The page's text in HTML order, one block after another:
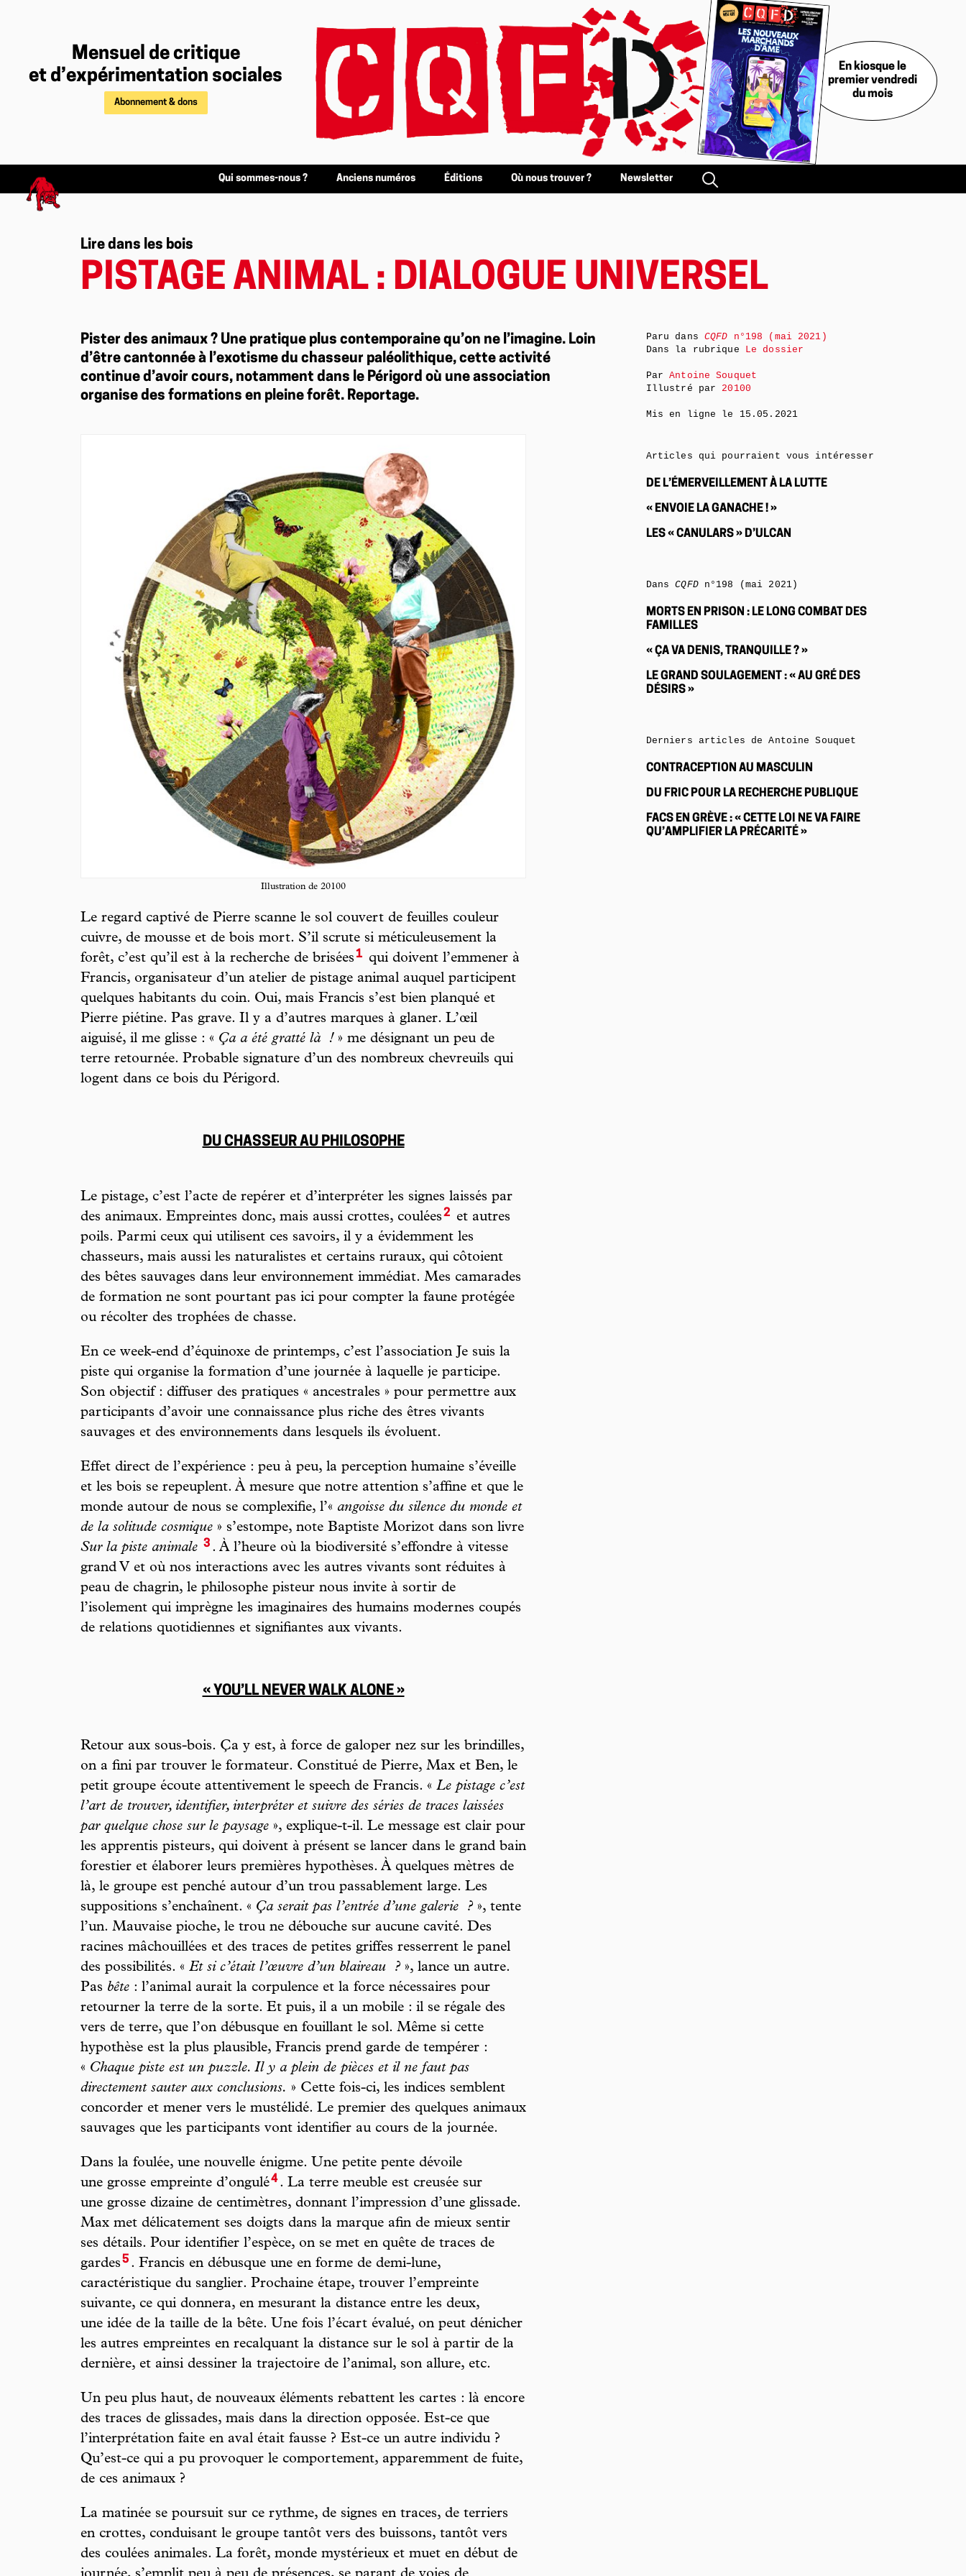
Mensuel de critique
et d’expérimentation sociales
Abonnement & dons
En kiosque le
premier vendredi
du mois
Qui sommes-nous ? Anciens numéros Éditions Où nous trouver ? Newsletter
Lire dans les bois
PISTAGE ANIMAL : DIALOGUE UNIVERSEL
Pister des animaux ? Une pratique plus contemporaine qu’on ne l’imagine. Loin
d’être cantonnée à l’exotisme du chasseur paléolithique, cette activité
continue d’avoir cours, notamment dans le Périgord où une association
organise des formations en pleine forêt. Reportage.
Illustration de 20100
Le regard captivé de Pierre scanne le sol couvert de feuilles couleur
cuivre, de mousse et de bois mort. S’il scrute si méticuleusement la
forêt, c’est qu’il est à la recherche de brisées1
qui doivent l’emmener à
Francis, organisateur d’un atelier de pistage animal auquel participent
quelques habitants du coin. Oui, mais Francis s’est bien planqué et
Pierre piétine. Pas grave. Il y a d’autres marques à glaner. L’œil
aiguisé, il me glisse : « Ça a été gratté là !» me désignant un peu de
terre retournée. Probable signature d’un des nombreux chevreuils qui
logent dans ce bois du Périgord.
DU CHASSEUR AU PHILOSOPHE
Le pistage, c’est l’acte de repérer et d’interpréter les signes laissés par
des animaux. Empreintes donc, mais aussi crottes, coulées2
et autres
poils. Parmi ceux qui utilisent ces savoirs, il y a évidemment les
chasseurs, mais aussi les naturalistes et certains ruraux, qui côtoient
des bêtes sauvages dans leur environnement immédiat. Mes camarades
de formation ne sont pourtant pas ici pour compter la faune protégée
ou récolter des trophées de chasse.
En ce week-end d’équinoxe de printemps, c’est l’association Je suis la
piste qui organise la formation d’une journée à laquelle je participe.
Son objectif : diffuser des pratiques « ancestrales » pour permettre aux
participants d’avoir une connaissance plus riche des êtres vivants
sauvages et des environnements dans lesquels ils évoluent.
Effet direct de l’expérience : peu à peu, la perception humaine s’éveille
et les bois se repeuplent. À mesure que notre attention s’affine et que le
monde autour de nous se complexifie, l’« angoisse du silence du monde et
de la solitude cosmique » s’estompe, note Baptiste Morizot dans son livre
Sur la piste animale 3 . À l’heure où la biodiversité s’effondre à vitesse
grand V et où nos interactions avec les autres vivants sont réduites à
peau de chagrin, le philosophe pisteur nous invite à sortir de
l’isolement qui imprègne les imaginaires des humains modernes coupés
de relations quotidiennes et signifiantes aux vivants.
« YOU’LL NEVER WALK ALONE »
Retour aux sous-bois. Ça y est, à force de galoper nez sur les brindilles,
on a fini par trouver le formateur. Constitué de Pierre, Max et Ben, le
petit groupe écoute attentivement le speech de Francis. « Le pistage c’est
l’art de trouver, identifier, interpréter et suivre des séries de traces laissées
par quelque chose sur le paysage », explique-t-il. Le message est clair pour
les apprentis pisteurs, qui doivent à présent se lancer dans le grand bain
forestier et élaborer leurs premières hypothèses. À quelques mètres de
là, le groupe est penché autour d’un trou passablement large. Les
suppositions s’enchaînent. « Ça serait pas l’entrée d’une galerie ? », tente
l’un. Mauvaise pioche, le trou ne débouche sur aucune cavité. Des
racines mâchouillées et des traces de petites griffes resserrent le panel
des possibilités. « Et si c’était l’œuvre d’un blaireau ? », lance un autre.
Pas bête : l’animal aurait la corpulence et la force nécessaires pour
retourner la terre de la sorte. Et puis, il a un mobile : il se régale des
vers de terre, que l’on débusque en fouillant le sol. Même si cette
hypothèse est la plus plausible, Francis prend garde de tempérer :
« Chaque piste est un puzzle. Il y a plein de pièces et il ne faut pas
directement sauter aux conclusions. » Cette fois-ci, les indices semblent
concorder et mener vers le mustélidé. Le premier des quelques animaux
sauvages que les participants vont identifier au cours de la journée.
Dans la foulée, une nouvelle énigme. Une petite pente dévoile
une grosse empreinte d’ongulé4. La terre meuble est creusée sur
une grosse dizaine de centimètres, donnant l’impression d’une glissade.
Max met délicatement ses doigts dans la marque afin de mieux sentir
ses détails. Pour identifier l’espèce, on se met en quête de traces de
gardes5 . Francis en débusque une en forme de demi-lune,
caractéristique du sanglier. Prochaine étape, trouver l’empreinte
suivante, ce qui donnera, en mesurant la distance entre les deux,
une idée de la taille de la bête. Une fois l’écart évalué, on peut dénicher
les autres empreintes en recalquant la distance sur le sol à partir de la
dernière, et ainsi dessiner la trajectoire de l’animal, son allure, etc.
Un peu plus haut, de nouveaux éléments rebattent les cartes : là encore
des traces de glissades, mais dans la direction opposée. Est-ce que
l’interprétation faite en aval était fausse ? Est-ce un autre individu ?
Qu’est-ce qui a pu provoquer le comportement, apparemment de fuite,
de ces animaux ?
La matinée se poursuit sur ce rythme, de signes en traces, de terriers
en crottes, conduisant le groupe tantôt vers des buissons, tantôt vers
des coulées animales. La forêt, monde mystérieux et muet en début de
Paru dans CQFD n°198 (mai 2021)
Dans la rubrique Le dossier
ParAntoine Souquet
Illustré par 20100
Mis en ligne le 15.05.2021
Articles qui pourraient vous intéresser
DE L’ÉMERVEILLEMENT À LA LUTTE
« ENVOIE LA GANACHE ! »
LES « CANULARS » D’ULCAN
DansCQFDn°198 (mai 2021)
MORTS EN PRISON : LE LONG COMBAT DES
FAMILLES
« ÇA VA DENIS, TRANQUILLE ? »
LE GRAND SOULAGEMENT : « AU GRÉ DES
DÉSIRS »
Derniers articles de Antoine Souquet
CONTRACEPTION AU MASCULIN
DU FRIC POUR LA RECHERCHE PUBLIQUE
FACS EN GRÈVE : « CETTE LOI NE VA FAIRE
QU’AMPLIFIER LA PRÉCARITÉ »